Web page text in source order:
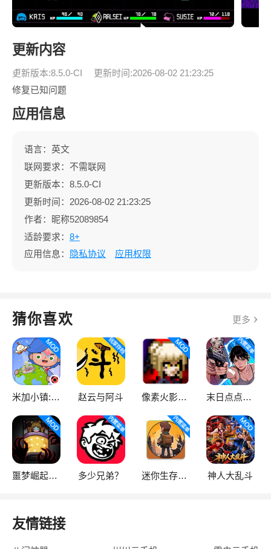
更新内容
更新版本:8.5.0-CI
更新时间:2026-08-02 21:23:25
修复已知问题
应用信息
语言：英文
联网要求：不需联网
更新版本：8.5.0-CI
更新时间：2026-08-02 21:23:25
作者：昵称52089854
适龄要求： 8+
应用信息：
隐私协议 应用权限
猜你喜欢 更多
米加小镇:世界 赵云与阿斗 像素火影次世代 末日点点（辅助菜单）
噩梦崛起：生存 多少兄弟？ 迷你生存僵尸大战魔改版 神人大乱斗
友情链接